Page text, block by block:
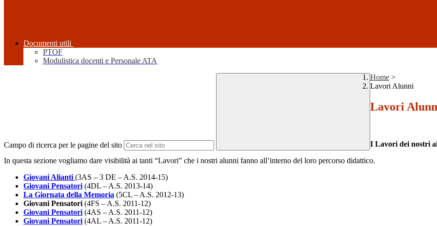
Documenti utili
PTOF
Modulistica docenti e Personale ATA
Campo di ricerca per le pagine del sito
Home >
Lavori Alunni
Lavori
I Lavori dei nostri
In questa sezione vogliamo dare visibilità ai tanti “Lavori” che i nostri alunni fanno all’interno del loro percorso didattico.
Giovani Alianti (3AS – 3 DE – A.S. 2014-15)
Giovani Pensatori (4DL – A.S. 2013-14)
La Giornata della Memoria (5CL – A.S. 2012-13)
Giovani Pensatori (4FS – A.S. 2011-12)
Giovani Pensatori (4AS – A.S. 2011-12)
Giovani Pensatori (4AL – A.S. 2011-12)